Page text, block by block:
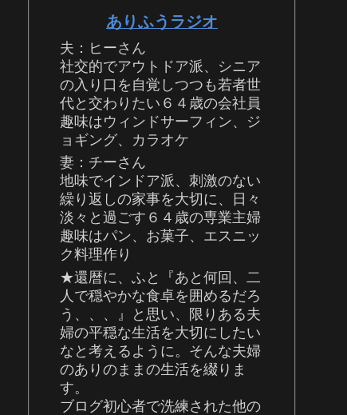
ありふうラジオ
夫：ヒーさん
社交的でアウトドア派、シニア
の入り口を自覚しつつも若者世
代と交わりたい６４歳の会社員
趣味はウィンドサーフィン、ジ
ョギング、カラオケ
妻：チーさん
地味でインドア派、刺激のない
繰り返しの家事を大切に、日々
淡々と過ごす６４歳の専業主婦
趣味はパン、お菓子、エスニッ
ク料理作り
★還暦に、ふと『あと何回、二
人で穏やかな食卓を囲めるだろ
う、、、』と思い、限りある夫
婦の平穏な生活を大切にしたい
なと考えるように。そんな夫婦
のありのままの生活を綴りま
す。
ブログ初心者で洗練された他の